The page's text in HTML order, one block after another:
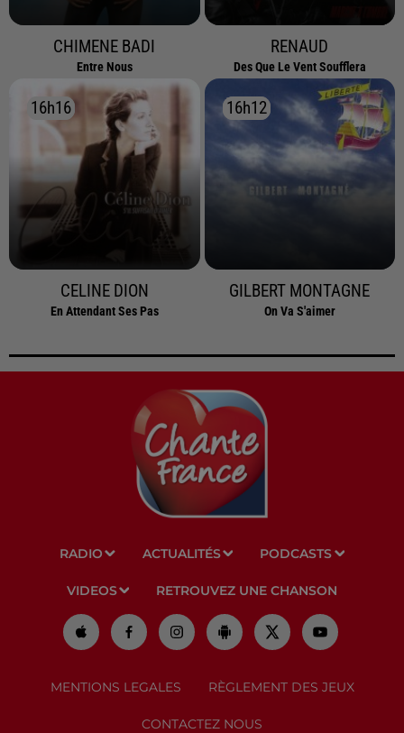
CHIMENE BADI
Entre Nous
RENAUD
Des Que Le Vent Soufflera
16h16
16h16
CELINE DION
En Attendant Ses Pas
16h12
16h12
GILBERT MONTAGNE
On Va S'aimer
RADIO ACTUALITÉS PODCASTS
VIDEOS RETROUVEZ UNE CHANSON
MENTIONS LEGALES RÈGLEMENT DES JEUX
CONTACTEZ NOUS